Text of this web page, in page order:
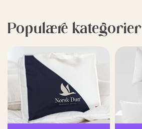
Populære kategorier